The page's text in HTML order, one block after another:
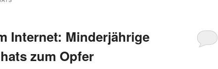
Internet: Minderjährige
zum Opfer